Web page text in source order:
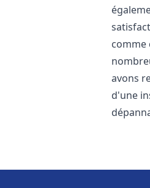
comme
avons
d'une